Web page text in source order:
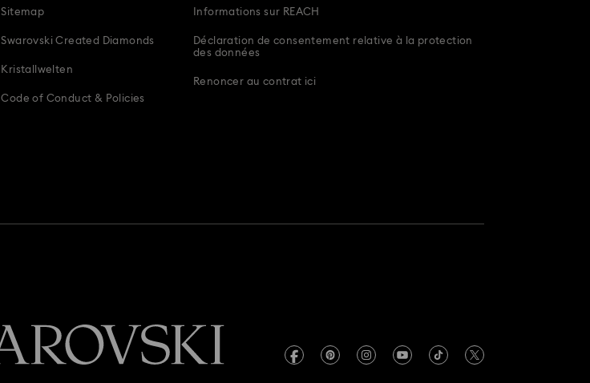
Sitemap
Swarovski Created Diamonds
Kristallwelten
Code of Conduct & Policies
Informations sur REACH
Déclaration de consentement relative à la protection
des données
Renoncer au contrat ici